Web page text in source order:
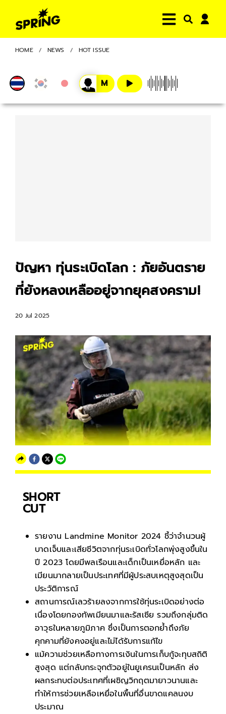
HOME NEWS HOT ISSUE
ปัญหา ทุ่นระเบิดโลก : ภัยอันตราย
ที่ยังหลงเหลืออยู่จากยุคสงคราม!
20 Jul 2025
SHORT
CUT
รายงาน Landmine Monitor 2024 ชี้ว่าจำนวนผู้
บาดเจ็บและเสียชีวิตจากทุ่นระเบิดทั่วโลกพุ่งสูงขึ้นใน
ปี 2023 โดยมีพลเรือนและเด็กเป็นเหยื่อหลัก และ
เมียนมากลายเป็นประเทศที่มีผู้ประสบเหตุสูงสุดเป็น
ประวัติการณ์
สถานการณ์เลวร้ายลงจากการใช้ทุ่นระเบิดอย่างต่อ
เนื่องโดยกองทัพเมียนมาและรัสเซีย รวมถึงกลุ่มติด
อาวุธในหลายภูมิภาค ซึ่งเป็นการตอกย้ำถึงภัย
คุกคามที่ยังคงอยู่และไม่ได้รับการแก้ไข
แม้ความช่วยเหลือทางการเงินในการเก็บกู้จะทุบสถิติ
สูงสุด แต่กลับกระจุกตัวอยู่ในยูเครนเป็นหลัก ส่ง
ผลกระทบต่อประเทศที่เผชิญวิกฤตมายาวนานและ
ทำให้การช่วยเหลือเหยื่อในพื้นที่อื่นขาดแคลนงบ
ประมาณ